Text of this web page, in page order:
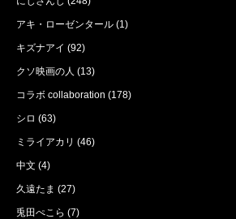
アキ・ローゼンタール (1)
キズナアイ (92)
クソ映画の人 (13)
コラボ collaboration (178)
シロ (63)
ミライアカリ (46)
中文 (4)
久遠たま (27)
兎田ぺこら (7)